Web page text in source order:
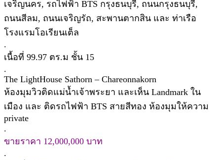
เจริญนคร, รถไฟฟ้า BTS กรุงธนบุรี, ถนนกรุงธนบุรี,
ถนนสีลม, ถนนเจริญรัถ, สะพานตากสิน และ ท่าเรือ
โรงแรมโอเรียนเต็ล
.
เนื้อที่ 99.97 ตร.ม ชั้น 15
.
The LightHouse Sathorn – Chareonnakorn
ห้องมุมวิวติดแม่น้ำเจ้าพระยา และเห็น Landmark ใน
เมือง และ ติดรถไฟฟ้า BTS สายสีทอง ห้องมุมให้ความ
private
.
ขายราคา 12,000,000 บาท
.